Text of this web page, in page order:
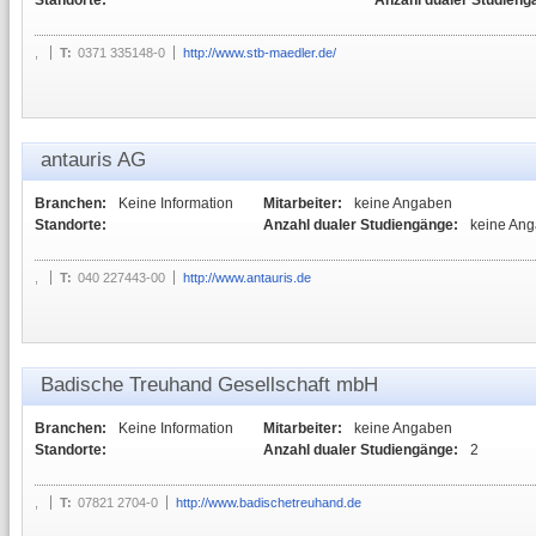
T: 0371 335148-0 http://www.stb-maedler.de/
antauris AG
Branchen:
Keine Information
Standorte:
Mitarbeiter:
keine Angaben
Anzahl dualer Studiengänge:
keine
T: 040 227443-00 http://www.antauris.de
Badische Treuhand Gesellschaft mbH
Branchen:
Keine Information
Standorte:
Mitarbeiter:
keine Angaben
Anzahl dualer Studiengänge:
2
T: 07821 2704-0 http://www.badischetreuhand.de